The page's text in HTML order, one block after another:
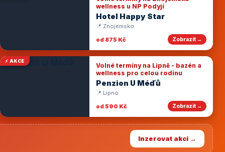
wellness u NP Podyjí
Hotel Happy Star
📍 Znojemsko
od 875 Kč
Zobrazit →
⚡ AKCE
Volné termíny na Lipně - bazén a
wellness pro celou rodinu
Penzion U Méďů
📍 Lipno
od 590 Kč
Zobrazit →
Inzerovat akci →